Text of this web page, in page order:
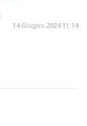
14 Giugno 2024 11:14